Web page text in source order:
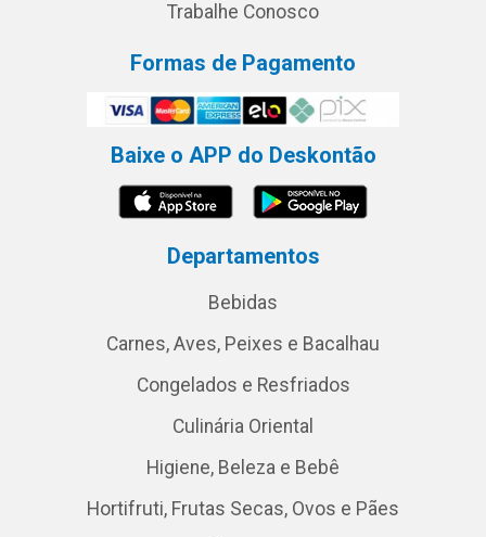
Trabalhe Conosco
Formas de Pagamento
Baixe o APP do Deskontão
Departamentos
Bebidas
Carnes, Aves, Peixes e Bacalhau
Congelados e Resfriados
Culinária Oriental
Higiene, Beleza e Bebê
Hortifruti, Frutas Secas, Ovos e Pães